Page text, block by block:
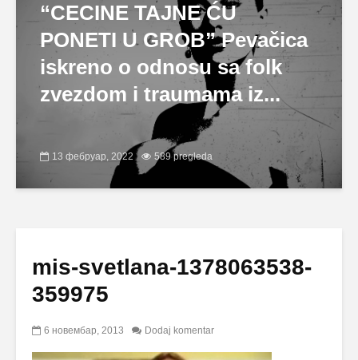
“CECINE TAJNE ĆU
PONETI U GROB” Pevačica
iskreno o odnosu sa folk
zvezdom i traumama iz...
13 фебруар, 2022 589 pregleda
mis-svetlana-1378063538-
359975
6 новембар, 2013 Dodaj komentar